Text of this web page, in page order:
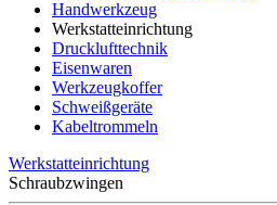
Handwerkzeug
Werkstatteinrichtung
Drucklufttechnik
Eisenwaren
Werkzeugkoffer
Schweißgeräte
Kabeltrommeln
Werkstatteinrichtung
Schraubzwingen